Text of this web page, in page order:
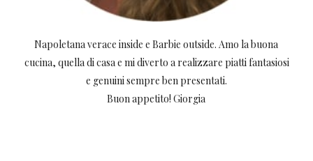
Napoletana verace inside e Barbie outside. Amo la buona
cucina, quella di casa e mi diverto a realizzare piatti fantasiosi
e genuini sempre ben presentati.
Buon appetito! Giorgia